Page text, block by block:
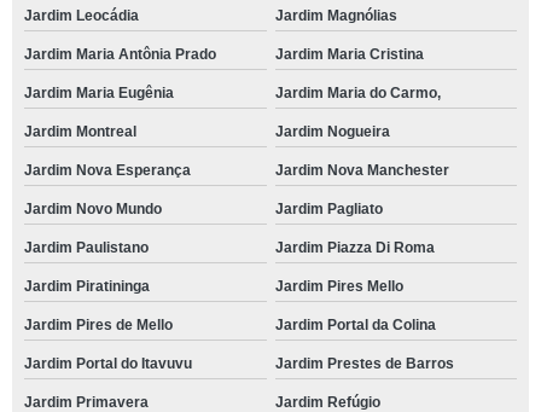
Jardim Leocádia Jardim Magnólias
Jardim Maria Antônia Prado Jardim Maria Cristina
Jardim Maria Eugênia Jardim Maria do Carmo,
Jardim Montreal Jardim Nogueira
Jardim Nova Esperança Jardim Nova Manchester
Jardim Novo Mundo Jardim Pagliato
Jardim Paulistano Jardim Piazza Di Roma
Jardim Piratininga Jardim Pires Mello
Jardim Pires de Mello Jardim Portal da Colina
Jardim Portal do Itavuvu Jardim Prestes de Barros
Jardim Primavera Jardim Refúgio